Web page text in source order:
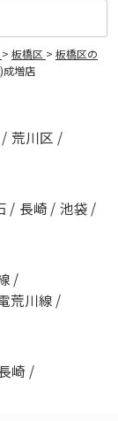
> 板橋区 > 板橋区の
成増店
/ 荒川区 /
/ 長崎 / 池袋 /
/
荒川線 /
崎 /